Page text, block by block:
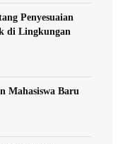
Penyesuaian
di Lingkungan
Mahasiswa Baru